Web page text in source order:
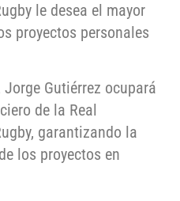
le desea el mayor
proyectos personales
Gutiérrez ocupará
de la Real
garantizando la
los proyectos en